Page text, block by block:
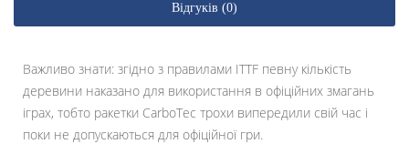
Відгуків (0)
Важливо знати: згідно з правилами ITTF певну кількість
деревини наказано для використання в офіційних змагань
іграх, тобто ракетки CarboTec трохи випередили свій час і
поки не допускаються для офіційної гри.